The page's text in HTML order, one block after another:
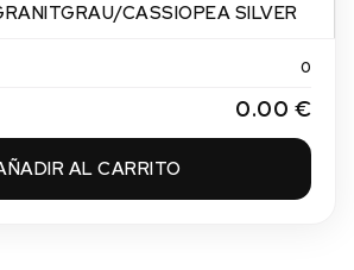
CASSIOPEA SILVER
0
0.00 €
AL CARRITO